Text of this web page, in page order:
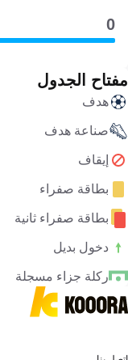
0
مفتاح الجدول
هدف
صناعة هدف
إيقاف
بطاقة صفراء
بطاقة صفراء ثانية
دخول بديل
ركلة جزاء مسجلة